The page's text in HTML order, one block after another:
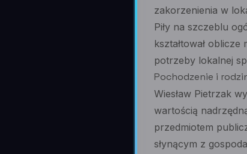
zakorzenienia w
Piły na szczeblu
kształtował
potrzeby lokalnej
Pochodzenie i
Wiesław Pietrzak
wartością
przedmiotem
słynącym z